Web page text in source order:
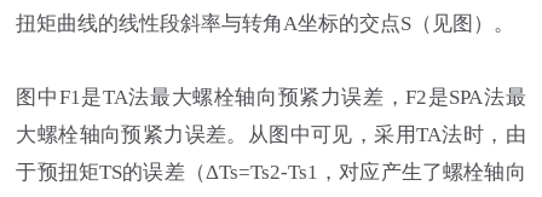
扭矩曲线的线性段斜率与转角A坐标的交点S（见图）。
图中F1是TA法最大螺栓轴向预紧力误差，F2是SPA法最
大螺栓轴向预紧力误差。从图中可见，采用TA法时，由
于预扭矩TS的误差（ΔTs=Ts2-Ts1，对应产生了螺栓轴向